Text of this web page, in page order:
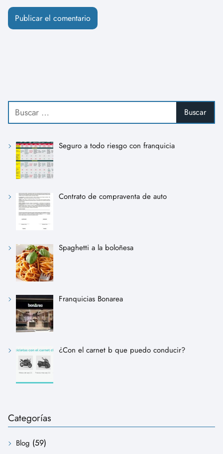
Seguro a todo riesgo con franquicia
Contrato de compraventa de auto
Spaghetti a la boloñesa
Franquicias Bonarea
¿Con el carnet b que puedo conducir?
Categorías
Blog (59)